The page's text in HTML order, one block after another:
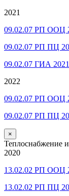
2021
09.02.07 РП ООЦ
09.02.07 РП ПЦ
09.02.07 ГИА 2021
2022
09.02.07 РП ООЦ
09.02.07 РП ПЦ
×
Теплоснабжение
2020
13.02.02 РП ООЦ
13.02.02 РП ПЦ